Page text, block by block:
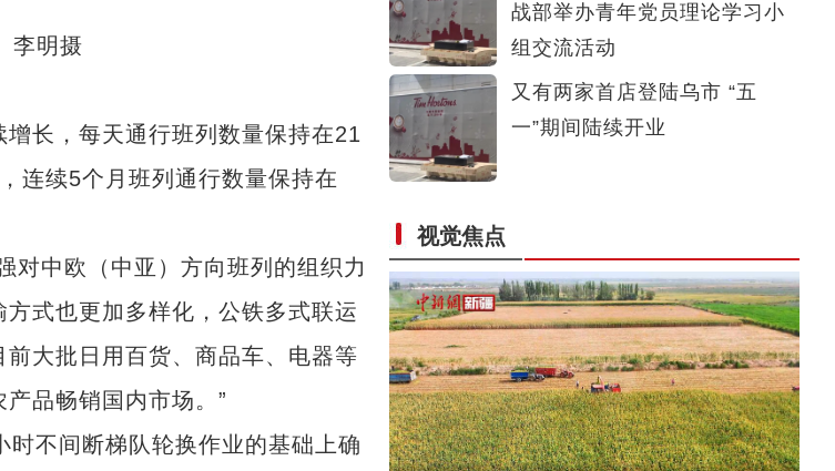
长，每天通行班列数量保持在21
连续5个月班列通行数量保持在
中欧（中亚）方向班列的组织力
式也更加多样化，公铁多式联运
大批日用百货、商品车、电器等
品畅销国内市场。”
不间断梯队轮换作业的基础上确
战部举办青年党员理论学习小
组交流活动
又有两家首店登陆乌市 “五
一”期间陆续开业
视觉焦点
首票喀什—伊斯兰堡TIR国际公路运输发车
“祖国情·中华行”新疆青少年暑期研学班参